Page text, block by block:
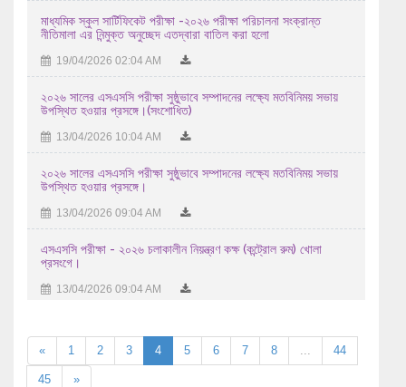
এইচ এস সি-২০২৬ সালের পরীক্ষকের তালিকা (বিষয়ঃ Production
Management 1st Paper -286 )
07/08/2026 07:08 AM
মাধ্যমিক স্কুল সার্টিফিকেট পরীক্ষা -২০২৬ পরীক্ষা পরিচালনা সংক্রান্ত
নীতিমালা এর নিন্মুক্ত অনুচ্ছেদ এতদ্বারা বাতিল করা হলো
19/04/2026 02:04 AM
২০২৬ সালের এসএসসি পরীক্ষা সুষ্ঠুভাবে সম্পাদনের লক্ষ্যে মতবিনিময় সভায়
উপস্থিত হওয়ার প্রসঙ্গে।(সংশোধিত)
13/04/2026 10:04 AM
২০২৬ সালের এসএসসি পরীক্ষা সুষ্ঠুভাবে সম্পাদনের লক্ষ্যে মতবিনিময় সভায়
উপস্থিত হওয়ার প্রসঙ্গে।
13/04/2026 09:04 AM
এসএসসি পরীক্ষা - ২০২৬ চলাকালীন নিয়ন্ত্রণ কক্ষ (কন্ট্রোল রুম) খোলা
প্রসংগে।
13/04/2026 09:04 AM
« 1 2 3 4 5 6 7 8 44
45 »